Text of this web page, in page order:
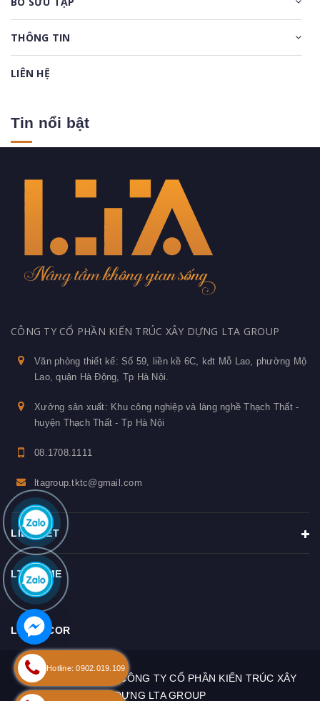
THÔNG TIN
LIÊN HỆ
Tin nổi bật
CÔNG TY CỔ PHẦN KIẾN TRÚC XÂY DỰNG LTA GROUP
Văn phòng thiết kế: Số 59, liền kề 6C, kđt Mỗ Lao, phường Mộ
Lao, quận Hà Động, Tp Hà Nội.
Xưởng sản xuất: Khu công nghiệp và làng nghề Thạch Thất -
huyện Thạch Thất - Tp Hà Nội
08.1708.1111
ltagroup.tktc@gmail.com
LIÊN KẾT
LTAHOME
LTA DECOR
Bản quyền thuộc về
CÔNG TY CỔ PHẦN KIẾN TRÚC XÂY
DỰNG LTA GROUP
Hotline: 0902.019.109